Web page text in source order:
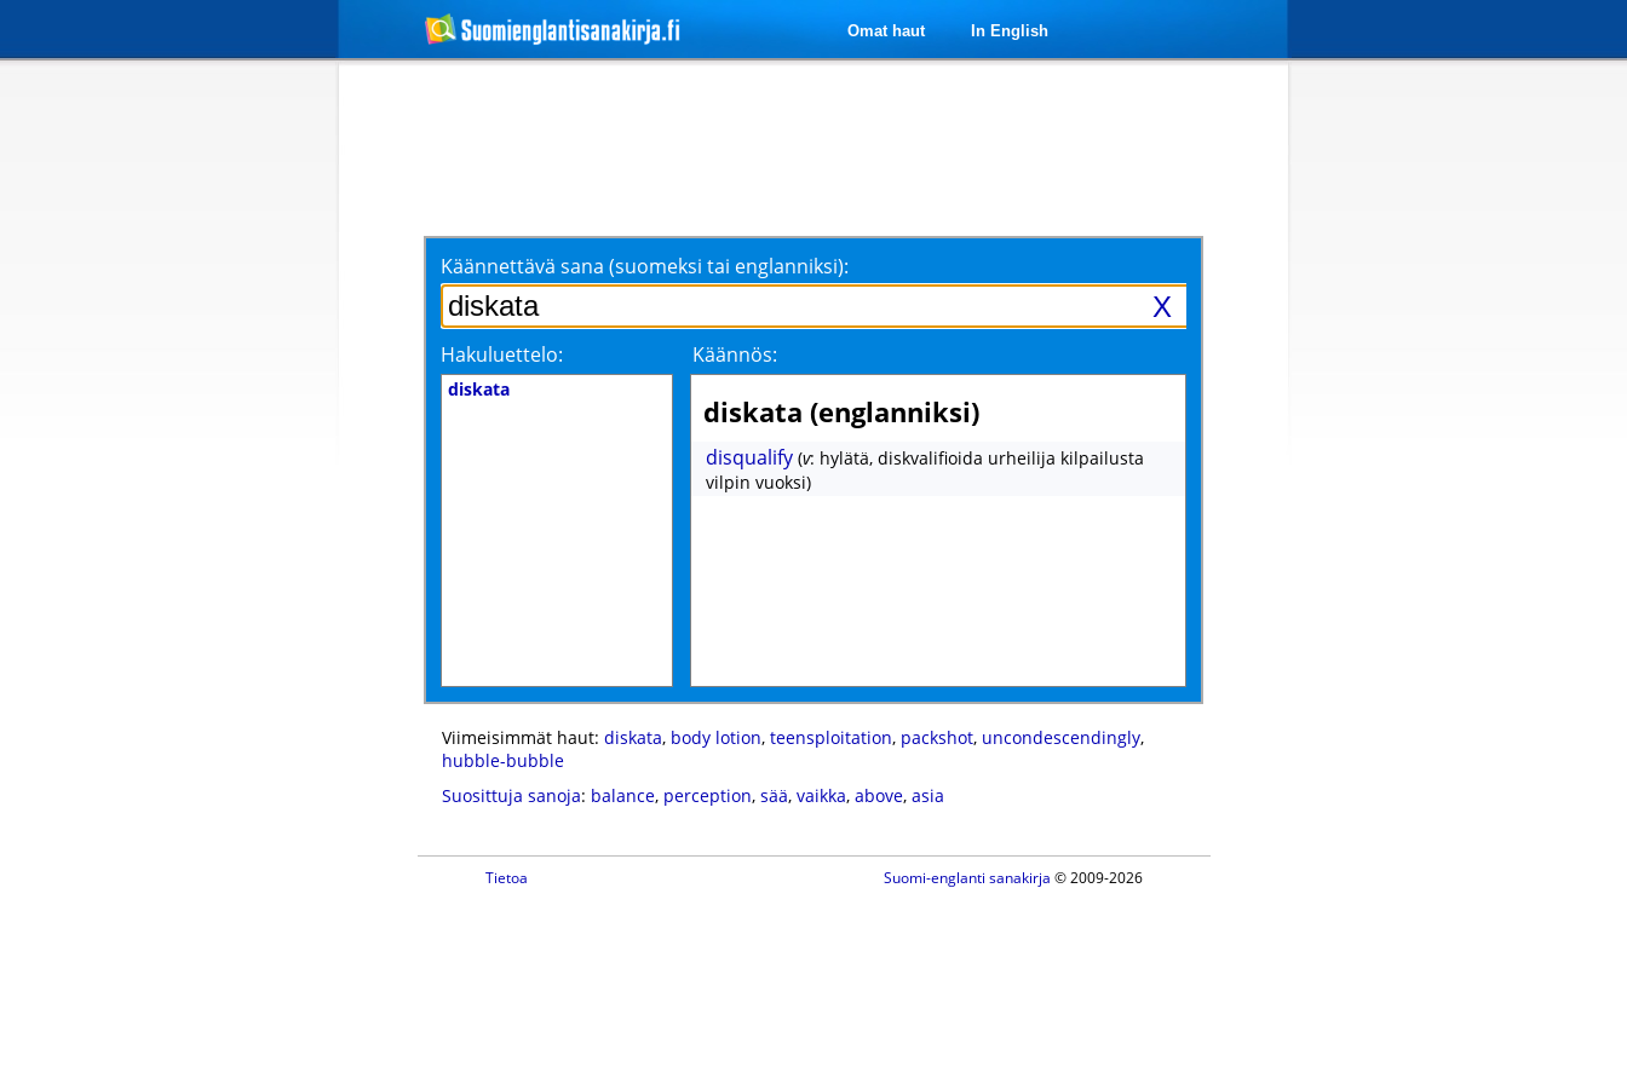
Omat haut In English
Käännettävä sana (suomeksi tai englanniksi):
X
Hakuluettelo: Käännös:
diskata
diskata (englanniksi)
disqualify (v: hylätä, diskvalifioida urheilija kilpailusta
vilpin vuoksi)
Viimeisimmät haut: diskata, body lotion, teensploitation, packshot, uncondescendingly,
hubble-bubble
Suosittuja sanoja: balance, perception, sää, vaikka, above, asia
Tietoa Suomi-englanti sanakirja © 2009-2026